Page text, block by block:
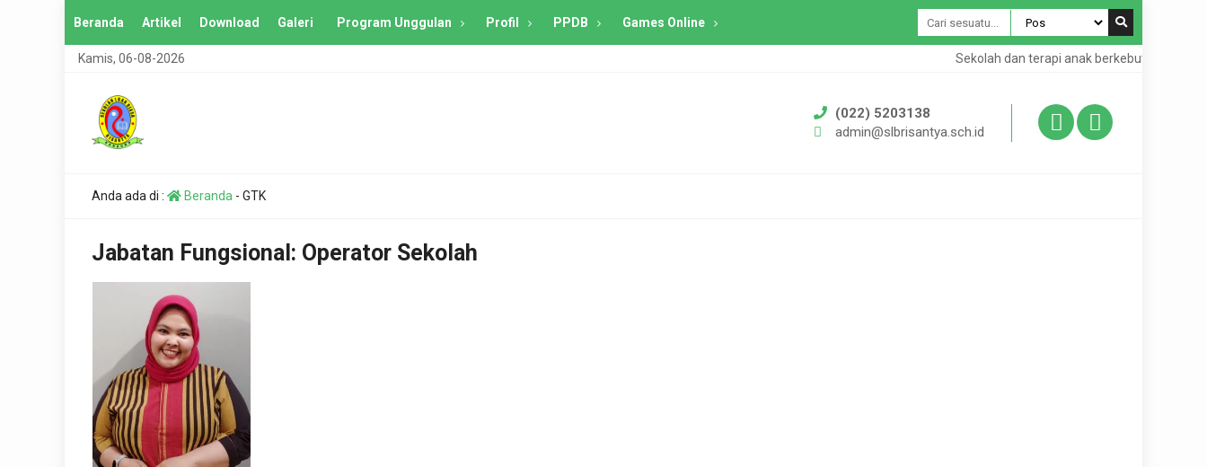
Beranda Artikel Download Galeri Program Unggulan Profil PPDB Games Online
Kamis, 06-08-2026 Sekolah dan terapi anak berkebutuhan
(022) 5203138
admin@slbrisantya.sch.id
Anda ada di : Beranda - GTK
Jabatan Fungsional: Operator Sekolah